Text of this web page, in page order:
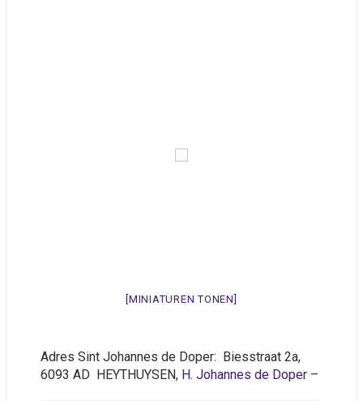
[MINIATUREN TONEN]
Adres Sint Johannes de Doper: Biesstraat 2a,
6093 AD HEYTHUYSEN, H. Johannes de Doper –